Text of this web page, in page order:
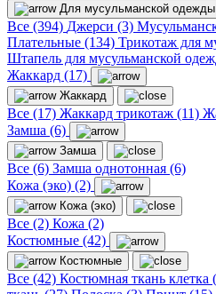
Для мусульманской одежды
Все (394) Джерси (3)
Плательные (134) Трикотаж для
Штапель для мусульманской
Жаккард (17)
Жаккард
Все (17) Жаккард трикотаж (11)
Замша (6)
Замша
Все (6) Замша однотонная (6)
Кожа (эко) (2)
Кожа (эко)
Все (2) Кожа (2)
Костюмные (42)
Костюмные
Все (42) Костюмная ткань клетка